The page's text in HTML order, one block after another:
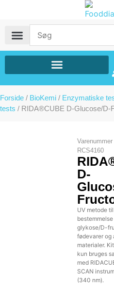
Forside / BioKemi / Enzymatiske
tests / RIDA®CUBE D-Glucose/D-
Varenummer
RCS4160
D-
UV metode til
glykose/D-
fødevarer og
materialer.
kun bruges
med
SCAN
(340 nm).